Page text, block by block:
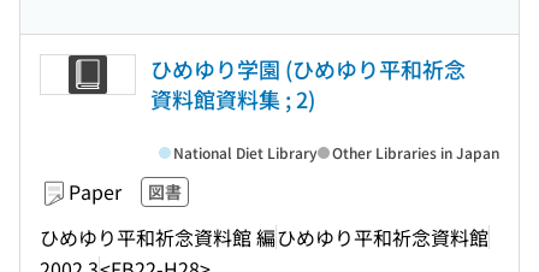
ひめゆり学園 (ひめゆり平和祈念
資料館資料集 ; 2)
Paper 図書
ひめゆり平和祈念資料館 編ひめゆり平和祈念資料館
National Diet Library Other Libraries in Japan